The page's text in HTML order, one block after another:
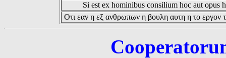
Si est ex hominibus consilium hoc aut opus
Οτι εαν η εξ ανθρωπων η βουλη αυτη η το εργον